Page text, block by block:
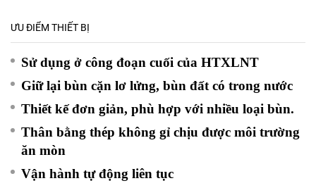
ƯU ĐIỂM THIẾT BỊ
Sử dụng ở công đoạn cuối của HTXLNT
Giữ lại bùn cặn lơ lửng, bùn đất có trong nước
Thiết kế đơn giản, phù hợp với nhiều loại bùn.
Thân bằng thép không gỉ chịu được môi trường
ăn mòn
Vận hành tự động liên tục